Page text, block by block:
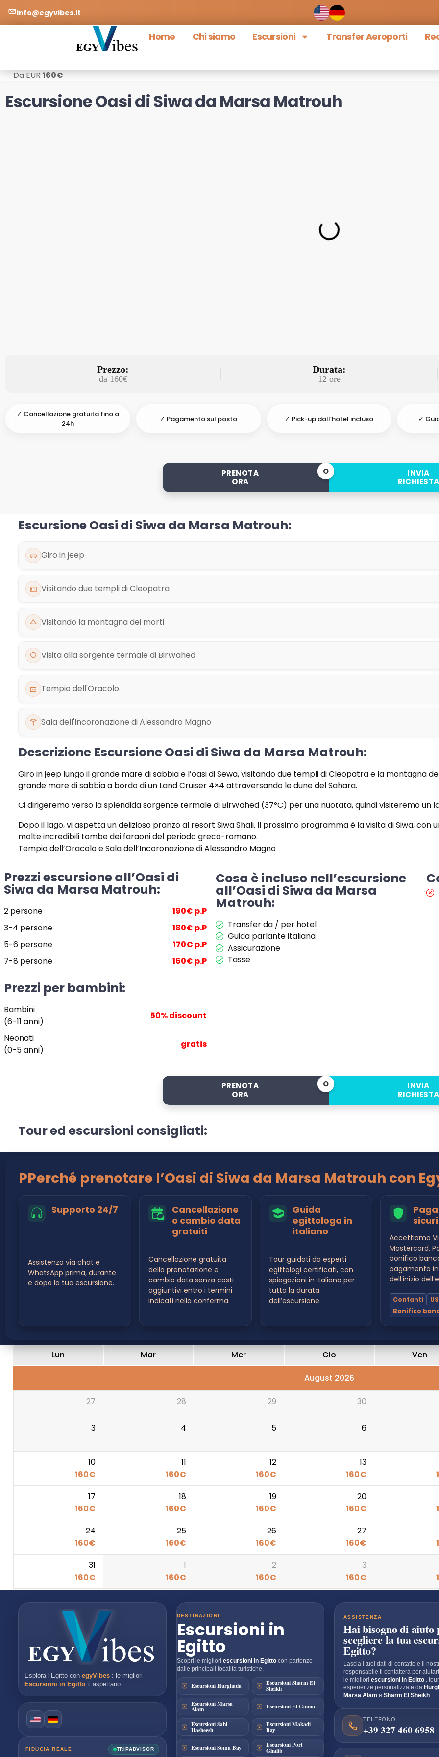
info@egyvibes.it
Home Chi siamo Escursioni Transfer Aeroporti
Da EUR 160€
Escursione Oasi di Siwa da Marsa Matrouh
Prezzo:
da 160€
Durata:
12 ore
✓ Cancellazione gratuita fino a
24h
✓ Pagamento sul posto ✓ Pick-up dall’hotel incluso ✓
PRENOTA
ORA
O
INVIA
RICHIESTA
Escursione Oasi di Siwa da Marsa Matrouh:
Giro in jeep
Visitando due templi di Cleopatra
Visitando la montagna dei morti
Visita alla sorgente termale di BirWahed
Tempio dell'Oracolo
Sala dell'Incoronazione di Alessandro Magno
Descrizione Escursione Oasi di Siwa da Marsa Matrouh:
Giro in jeep lungo il grande mare di sabbia e l’oasi di Sewa, visitando due templi di Cleopatra e la montagna
grande mare di sabbia a bordo di un Land Cruiser 4×4 attraversando le dune del Sahara.
Ci dirigeremo verso la splendida sorgente termale di BirWahed (37°C) per una nuotata, quindi visiteremo un
Dopo il lago, vi aspetta un delizioso pranzo al resort Siwa Shali. Il prossimo programma è la visita di Siwa,
molte incredibili tombe dei faraoni del periodo greco-romano.
Tempio dell’Oracolo e Sala dell’Incoronazione di Alessandro Magno
Prezzi escursione all’Oasi di
Siwa da Marsa Matrouh:
2 persone
190€ p.P
3-4 persone
180€ p.P
5-6 persone
170€ p.P
7-8 persone
160€ p.P
Prezzi per bambini:
Bambini
(6-11 anni)
50% discount
Neonati
(0-5 anni)
gratis
Cosa è incluso nell’escursione
all’Oasi di Siwa da Marsa
Matrouh:
Transfer da / per hotel
Guida parlante italiana
Assicurazione
Tasse
PRENOTA
ORA
O
INVIA
RICHIESTA
Tour ed escursioni consigliati:
PPerché prenotare l’Oasi di Siwa da Marsa Matrouh con
Supporto 24/7
Assistenza via chat e
WhatsApp prima, durante
e dopo la tua escursione.
Cancellazione
o cambio data
gratuiti
Cancellazione gratuita
della prenotazione e
cambio data senza costi
aggiuntivi entro i termini
indicati nella conferma.
Guida
egittologa in
italiano
Tour guidati da esperti
egittologi certificati, con
spiegazioni in italiano per
tutta la durata
dell’escursione.
sicuri
Accettiamo
Mastercard,
bonifico
pagamento
dell’inizio
Contanti
Bonifico
Lun Mar Mer Gio Ven
August 2026
27 28 29 30
3 4 5 6
10
160€
11
160€
12
160€
13
160€
17
160€
18
160€
19
160€
20
160€
24
160€
25
160€
26
160€
27
160€
31
160€
1
160€
2
160€
3
160€
Esplora l’Egitto con egyVibes : le migliori
Escursioni in Egitto ti aspettano.
FIDUCIA REALE TRIPADVISOR
DESTINAZIONI
Escursioni in
Egitto
Scopri le migliori escursioni in Egitto con partenze
dalle principali località turistiche.
Escursioni Hurghada Escursioni Sharm El
Sheikh
Escursioni Marsa
Alam Escursioni El Gouna
Escursioni Sahl
Hasheesh
Escursioni Makadi
Bay
Escursioni Soma Bay Escursioni Port
Ghalib
ASSISTENZA
Hai bisogno di aiuto
scegliere la tua
Egitto?
Lascia i tuoi dati di contatto e il
responsabile ti contatterà per
le migliori escursioni in Egitto
,
esperienze personalizzate da
Marsa Alam e Sharm El Sheikh
TELEFONO
+39 327 460 6958